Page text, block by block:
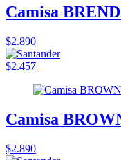
Camisa
$2.890
$2.457
Camisa
$2.890